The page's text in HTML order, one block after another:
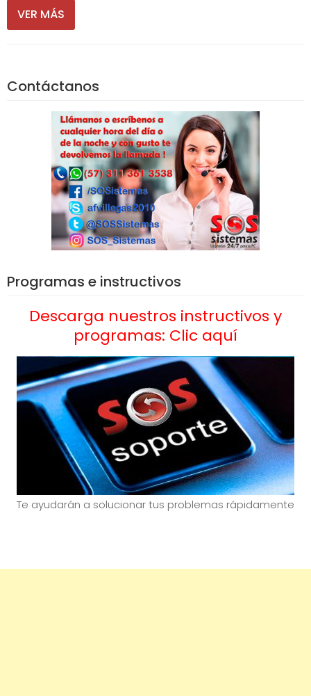
VER MÁS
Contáctanos
Programas e instructivos
Descarga nuestros instructivos y
programas: Clic aquí
Te ayudarán a solucionar tus problemas rápidamente